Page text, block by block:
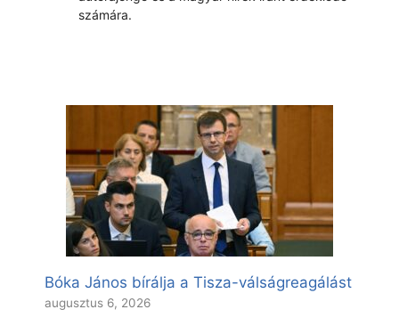
számára.
Bóka János bírálja a Tisza-válságreagálást
augusztus 6, 2026